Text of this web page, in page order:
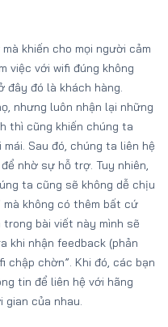
khiến cho mọi người cảm
việc với wifi đúng không
đây đó là khách hàng.
nhưng luôn nhận lại những
thì cũng khiến chúng ta
Sau đó, chúng ta liên hệ
nhờ sự hỗ trợ. Tuy nhiên,
ta cũng sẽ không dễ chịu
mà không có thêm bất cứ
bài viết này mình sẽ
khi nhận feedback (phản
chập chờn”. Khi đó, các bạn
tin để liên hệ với hãng
của nhau.